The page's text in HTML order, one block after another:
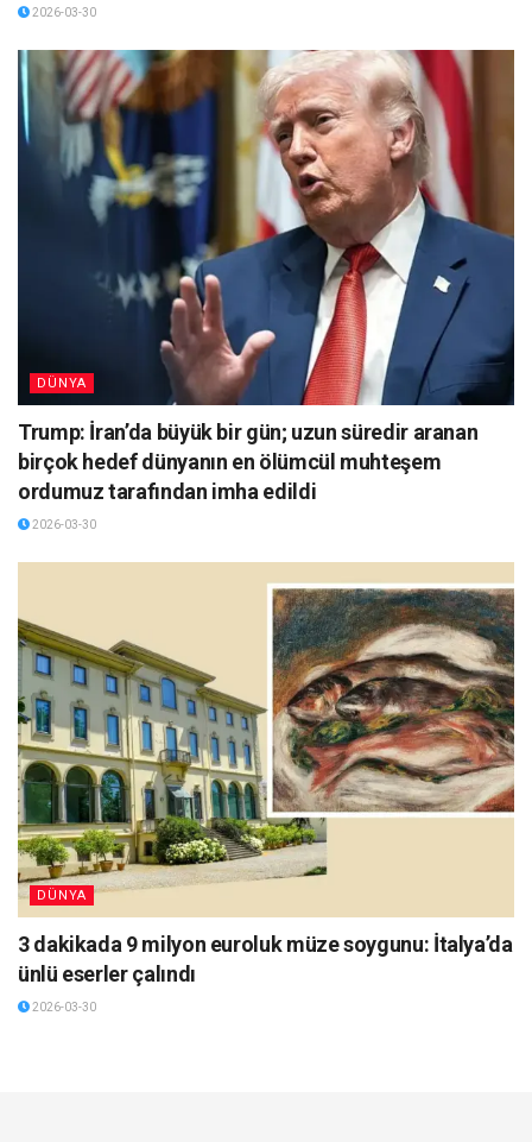
2026-03-30
DÜNYA
Trump: İran’da büyük bir gün; uzun süredir aranan
birçok hedef dünyanın en ölümcül muhteşem
ordumuz tarafından imha edildi
2026-03-30
DÜNYA
3 dakikada 9 milyon euroluk müze soygunu: İtalya’da
ünlü eserler çalındı
2026-03-30